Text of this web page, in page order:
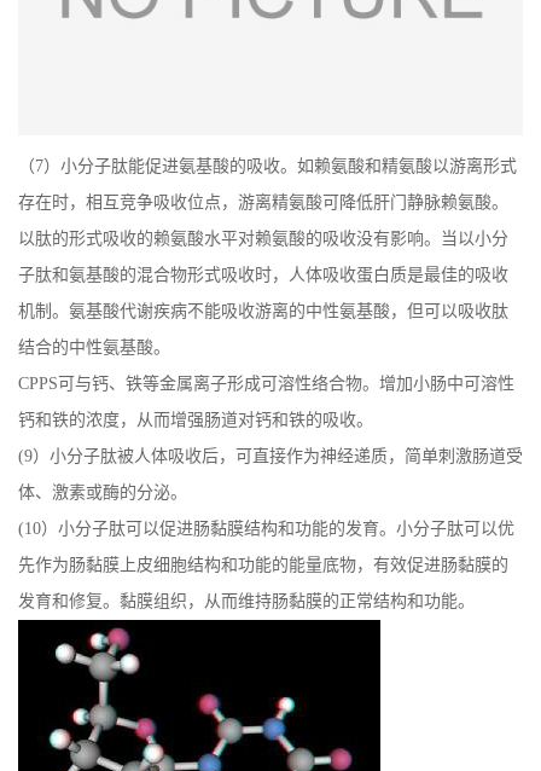
（7）小分子肽能促进氨基酸的吸收。如赖氨酸和精氨酸以游离形式
存在时，相互竞争吸收位点，游离精氨酸可降低肝门静脉赖氨酸。
以肽的形式吸收的赖氨酸水平对赖氨酸的吸收没有影响。当以小分
子肽和氨基酸的混合物形式吸收时，人体吸收蛋白质是最佳的吸收
机制。氨基酸代谢疾病不能吸收游离的中性氨基酸，但可以吸收肽
结合的中性氨基酸。
CPPS可与钙、铁等金属离子形成可溶性络合物。增加小肠中可溶性
钙和铁的浓度，从而增强肠道对钙和铁的吸收。
(9）小分子肽被人体吸收后，可直接作为神经递质，简单刺激肠道受
体、激素或酶的分泌。
(10）小分子肽可以促进肠黏膜结构和功能的发育。小分子肽可以优
先作为肠黏膜上皮细胞结构和功能的能量底物，有效促进肠黏膜的
发育和修复。黏膜组织，从而维持肠黏膜的正常结构和功能。